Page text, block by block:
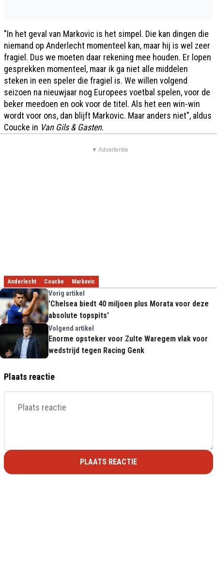
"In het geval van Markovic is het simpel. Die kan dingen die
niemand op Anderlecht momenteel kan, maar hij is wel zeer
fragiel. Dus we moeten daar rekening mee houden. Er lopen
gesprekken momenteel, maar ik ga niet alle middelen
steken in een speler die fragiel is. We willen volgend
seizoen na nieuwjaar nog Europees voetbal spelen, voor de
beker meedoen en ook voor de titel. Als het een win-win
wordt voor ons, dan blijft Markovic. Maar anders niet", aldus
Coucke in Van Gils & Gasten.
▼ Advertentie
Anderlecht Coucke Markovic
Vorig artikel
'Chelsea biedt 40 miljoen plus Morata voor deze
absolute topspits'
Volgend artikel
Enorme opsteker voor Zulte Waregem vlak voor
wedstrijd tegen Racing Genk
Plaats reactie
PLAATS REACTIE